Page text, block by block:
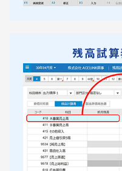
残高試